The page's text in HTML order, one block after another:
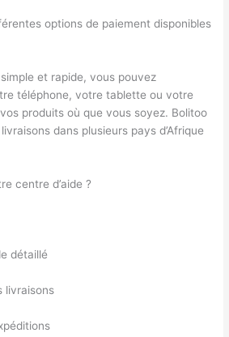
options de paiement disponibles
et rapide, vous pouvez
téléphone, votre tablette ou votre
produits où que vous soyez. Bolitoo
dans plusieurs pays d’Afrique
centre d’aide ?
détaillé
livraisons